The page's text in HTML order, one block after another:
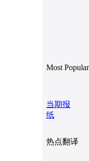
Most Popular
当期报
纸
热点翻译